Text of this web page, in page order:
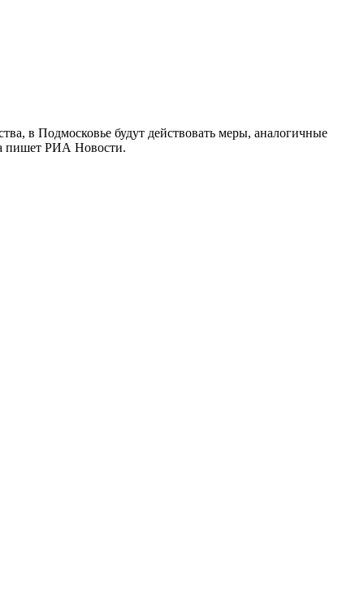
в Подмосковье будут действовать меры, аналогичные
пишет РИА Новости.